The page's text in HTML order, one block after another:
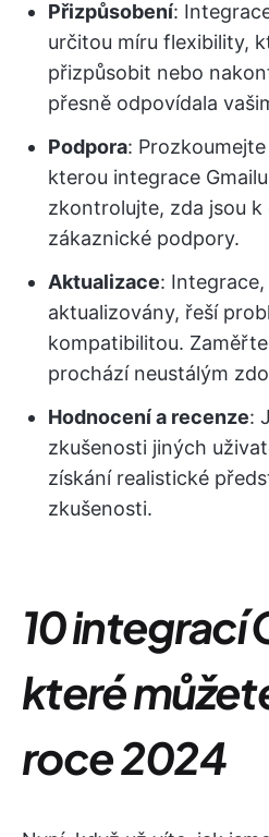
Přizpůsobení:
určitou míru flexibility,
přizpůsobit nebo
přesně odpovídala
Podpora:
kterou integrace
zkontrolujte, zda jsou k
zákaznické podpory.
Aktualizace:
aktualizovány, řeší
kompatibilitou.
prochází neustálým
Hodnocení a recenze:
zkušenosti jiných
získání realistické
zkušenosti.
10 integrací
které
roce 2024